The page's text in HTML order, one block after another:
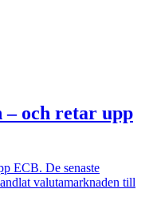
– och retar upp
ECB. De senaste
valutamarknaden till